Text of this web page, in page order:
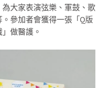
大家表演弦樂、軍鼓、歌
參加者會獲得一張「Q版
做醫護。